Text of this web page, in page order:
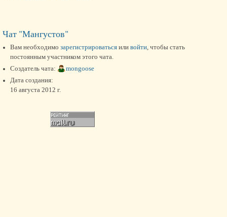
Чат "Мангустов"
Вам необходимо зарегистрироваться или войти, чтобы стать
постоянным участником этого чата.
Создатель чата:
mongoose
Дата создания:
16 августа 2012 г.